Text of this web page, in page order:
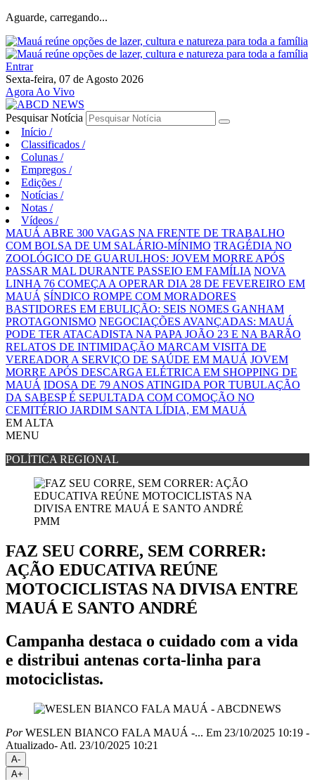
Aguarde, carregando...
Entrar
Sexta-feira, 07 de Agosto 2026
Agora Ao Vivo
Pesquisar Notícia
Início /
Classificados /
Colunas /
Empregos /
Edições /
Notícias /
Notas /
Vídeos /
MAUÁ ABRE 300 VAGAS NA FRENTE DE TRABALHO
COM BOLSA DE UM SALÁRIO-MÍNIMO TRAGÉDIA NO
ZOOLÓGICO DE GUARULHOS: JOVEM MORRE APÓS
PASSAR MAL DURANTE PASSEIO EM FAMÍLIA NOVA
LINHA 76 COMEÇA A OPERAR DIA 28 DE FEVEREIRO EM
MAUÁ SÍNDICO ROMPE COM MORADORES
BASTIDORES EM EBULIÇÃO: SEIS NOMES GANHAM
PROTAGONISMO NEGOCIAÇÕES AVANÇADAS: MAUÁ
PODE TER ATACADISTA NA PAPA JOÃO 23 E NA BARÃO
RELATOS DE INTIMIDAÇÃO MARCAM VISITA DE
VEREADOR A SERVIÇO DE SAÚDE EM MAUÁ JOVEM
MORRE APÓS DESCARGA ELÉTRICA EM SHOPPING DE
MAUÁ IDOSA DE 79 ANOS ATINGIDA POR TUBULAÇÃO
DA SABESP É SEPULTADA COM COMOÇÃO NO
CEMITÉRIO JARDIM SANTA LÍDIA, EM MAUÁ
EM ALTA
MENU
POLÍTICA REGIONAL
PMM
FAZ SEU CORRE, SEM CORRER:
AÇÃO EDUCATIVA REÚNE
MOTOCICLISTAS NA DIVISA ENTRE
MAUÁ E SANTO ANDRÉ
Campanha destaca o cuidado com a vida
e distribui antenas corta-linha para
motociclistas.
PorWESLEN BIANCO FALA MAUÁ -... Em 23/10/2025 10:19 -
Atualizado- Atl. 23/10/2025 10:21
A-
A+